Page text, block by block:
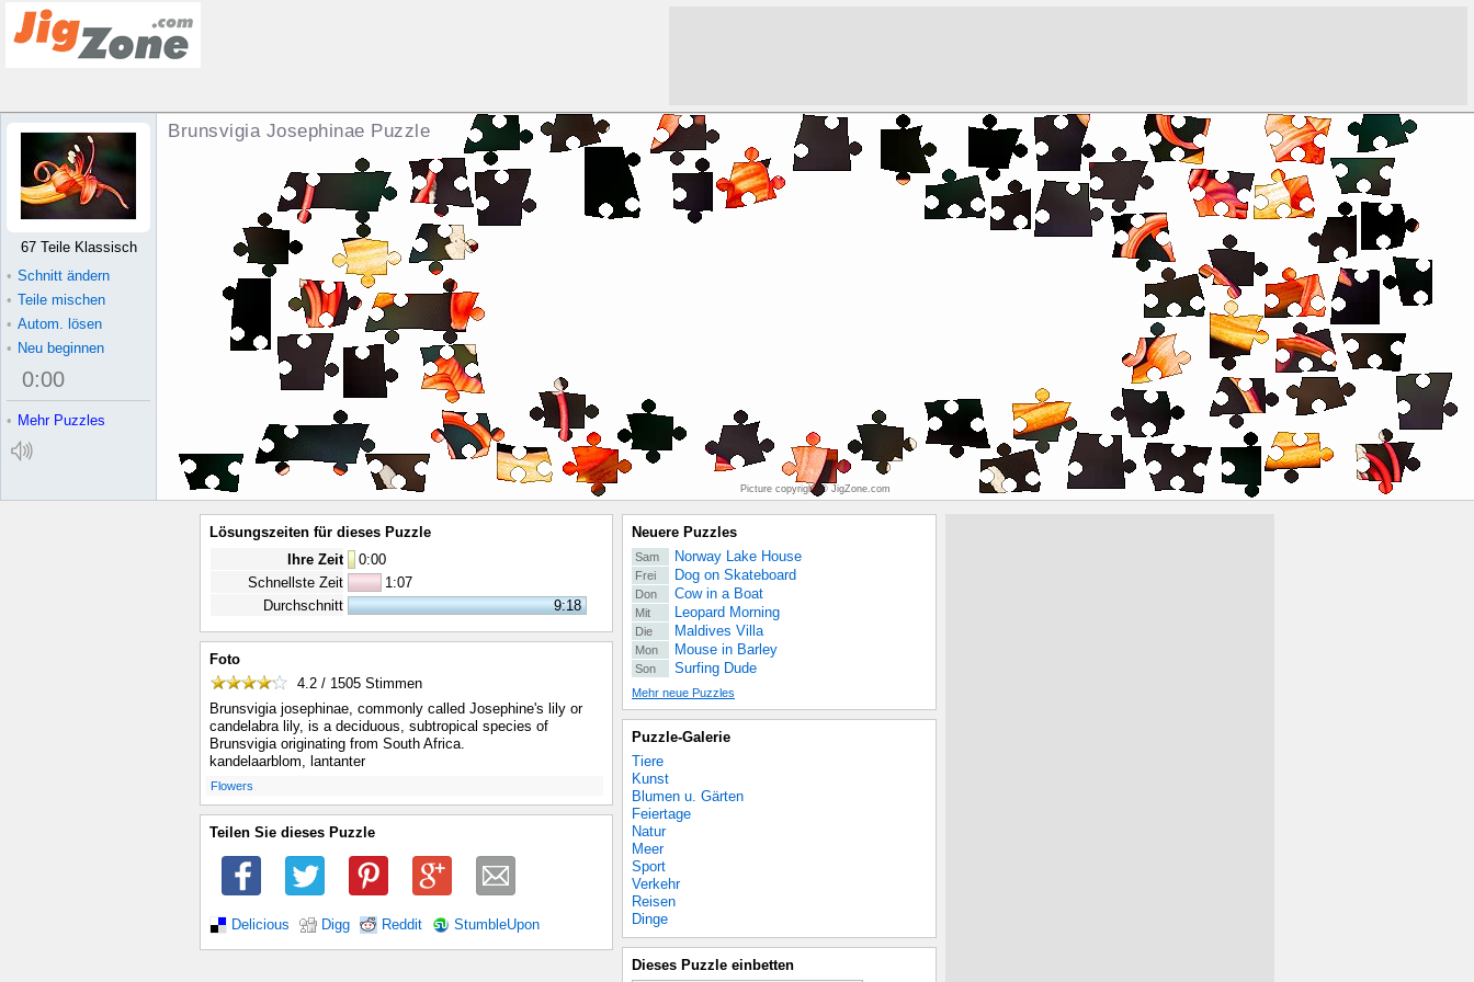
Brunsvigia Josephinae Puzzle
Picture copyright © JigZone.com
67 Teile Klassisch
• Schnitt ändern
• Teile mischen
• Autom. lösen
• Neu beginnen
0:00
• Mehr Puzzles
Lösungszeiten für dieses Puzzle
Ihre Zeit
0:00
Schnellste Zeit
1:07
Durchschnitt
9:18
Foto
4.2 / 1505 Stimmen
Brunsvigia josephinae, commonly called Josephine's lily or
candelabra lily, is a deciduous, subtropical species of
Brunsvigia originating from South Africa.
kandelaarblom, lantanter
Flowers
Teilen Sie dieses Puzzle
Delicious Digg Reddit StumbleUpon
Neuere Puzzles
Sam Norway Lake House
Frei Dog on Skateboard
Don Cow in a Boat
Mit Leopard Morning
Die Maldives Villa
Mon Mouse in Barley
Son Surfing Dude
Mehr neue Puzzles
Puzzle-Galerie
Tiere
Kunst
Blumen u. Gärten
Feiertage
Natur
Meer
Sport
Verkehr
Reisen
Dinge
Dieses Puzzle einbetten